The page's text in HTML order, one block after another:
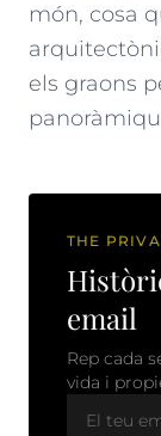
món, cosa
els graons
THE
email
Rep cada
vida i